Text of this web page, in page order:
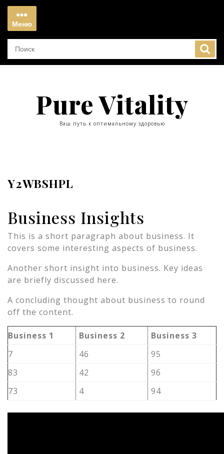
Перейти
содержимому
Меню
Меню
Pure Vitality
Ваш путь к оптимальному здоровью
Y2WBSHPL
Business Insights
This is a short paragraph about business. It
covers some interesting aspects of business.
Another short insight into business. Key ideas
are briefly discussed here.
A concluding thought about business to round
off the content.
Business 1 Business 2
Business 3
7
46
95
83
42
96
73
4 94